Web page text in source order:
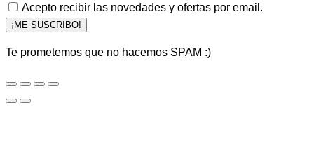
Acepto recibir las novedades y ofertas por email.
¡ME SUSCRIBO!
Te prometemos que no hacemos SPAM :)